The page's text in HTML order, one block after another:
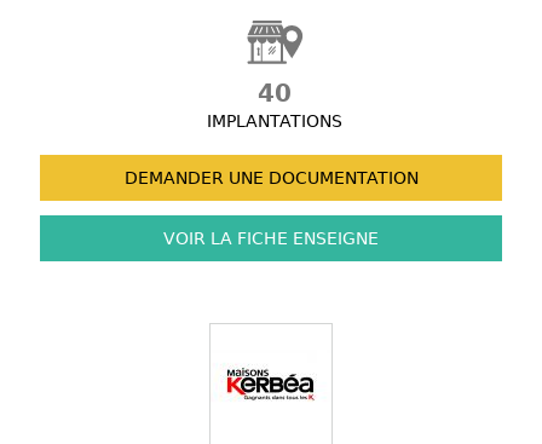
40
IMPLANTATIONS
DEMANDER UNE DOCUMENTATION
VOIR LA FICHE ENSEIGNE